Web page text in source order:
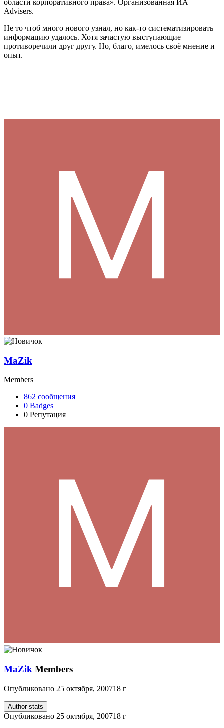
области корпоративного права». Организованная ИА
Advisers.
Не то чтоб много нового узнал, но как-то систематизировать
информацию удалось. Хотя зачастую выступающие
противоречили друг другу. Но, благо, имелось своё мнение и
опыт.
MaZik
Members
862 сообщения
0 Badges
0 Репутация
MaZik Members
Опубликовано 25 октября, 200718 г
Author stats
Опубликовано 25 октября, 200718 г